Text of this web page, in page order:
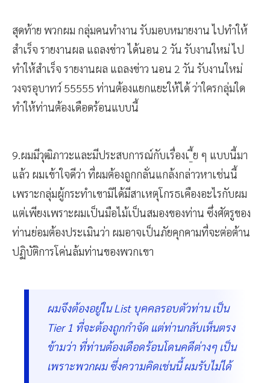
สุดท้าย พวกผม กลุ่มคนทำงาน รับมอบหมายงาน ไปทำให้
สำเร็จ รายงานผล แถลงข่าว ได้นอน 2 วัน รับงานใหม่ ไป
ทำให้สำเร็จ รายงานผล แถลงข่าว นอน 2 วัน รับงานใหม่
วงจรอุบาทว์ 55555 ท่านต้องแยกแยะให้ได้ ว่าใครกลุ่มใด
ทำให้ท่านต้องเดือดร้อนแบบนี้
9.ผมมีวุฒิภาวะและมีประสบการณ์กับเรื่องเ_ี้ย ๆ แบบนี้มา
แล้ว ผมเข้าใจดีว่า ที่ผมต้องถูกกลั่นแกล้งกล่าวหาเช่นนี้
เพราะกลุ่มผู้กระทำเขามิได้มีสาเหตุโกรธเคืองอะไรกับผม
แต่เพียงเพราะผมเป็นมือไม้เป็นสมองของท่าน ซึ่งศัตรูของ
ท่านย่อมต้องประเมินว่า ผมอาจเป็นภัยคุกคามที่จะต่อต้าน
ปฏิบัติการโค่นล้มท่านของพวกเขา
ผมจึงต้องอยู่ใน List บุคคลรอบตัวท่าน เป็น
Tier 1 ที่จะต้องถูกกำจัด แต่ท่านกลับเห็นตรง
ข้ามว่า ที่ท่านต้องเดือดร้อนโดนคดีต่างๆ เป็น
เพราะพวกผม ซึ่งความคิดเช่นนี้ ผมรับไม่ได้